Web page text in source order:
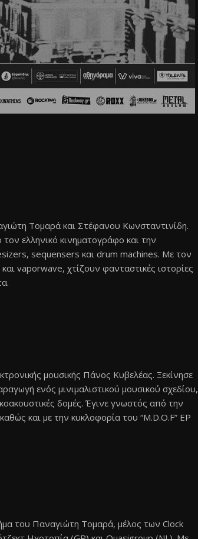
Τομαρά και Στέφανου Κωνσταντινίδη.
ελληνικό κινηματογράφο και την
sequensers και drum machines. Με τον
vaporwave, χτίζουν φανταστικές ιστορίες
μουσικής Πάνος Κυβελέας. Ξεκίνησε
ενός μινιμαλιστικού μουσικού σχεδίου,
δομές. Έγινε γνωστός από την
και με την κυκλοφορία του “M.D.O.F” EP
του Παναγιώτη Τομαρά, μέλος των Clock